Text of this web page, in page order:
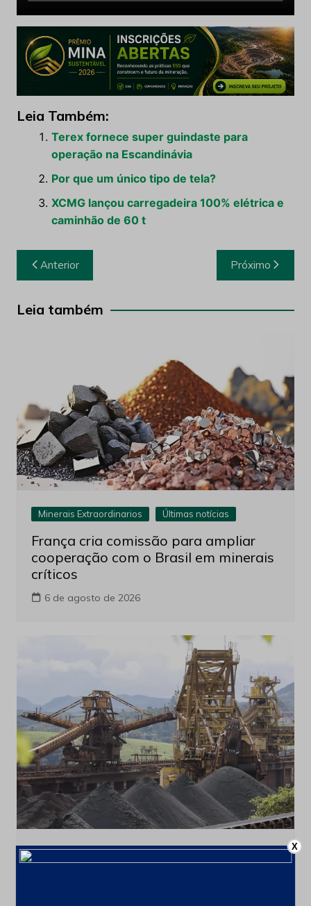
Leia Também:
Terex fornece super guindaste para
operação na Escandinávia
Por que um único tipo de tela?
XCMG lançou carregadeira 100% elétrica e
caminhão de 60 t
Navegação
de
Post
Anterior Próximo
Leia também
Minerais Extraordinarios Últimas notícias
França cria comissão para ampliar
cooperação com o Brasil em minerais
críticos
6 de agosto de 2026
Últimas notícias
X